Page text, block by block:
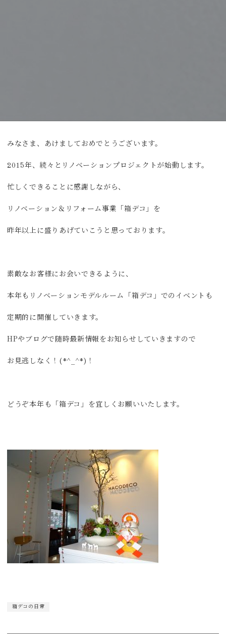
みなさま、あけましておめでとうございます。
2015年、続々とリノベーションプロジェクトが始動します。
忙しくできることに感謝しながら、
リノベーション＆リフォーム事業「箱デコ」を
昨年以上に盛りあげていこうと思っております。
素敵なお客様にお会いできるように、
本年もリノベーションモデルルーム「箱デコ」でのイベントも
定期的に開催していきます。
HPやブログで随時最新情報をお知らせしていきますので
お見逃しなく！(*^_^*)！
どうぞ本年も「箱デコ」を宜しくお願いいたします。
箱デコの日常